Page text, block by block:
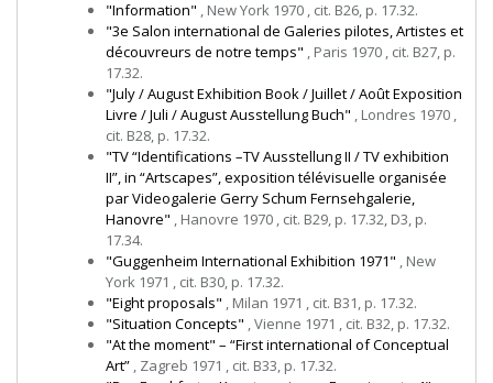
"Information" , New York 1970 , cit. B26, p. 17.32.
"3e Salon international de Galeries pilotes, Artistes et
découvreurs de notre temps" , Paris 1970 , cit. B27, p.
17.32.
"July / August Exhibition Book / Juillet / Août Exposition
Livre / Juli / August Ausstellung Buch" , Londres 1970 ,
cit. B28, p. 17.32.
"TV “Identifications –TV Ausstellung II / TV exhibition
II”, in “Artscapes”, exposition télévisuelle organisée
par Videogalerie Gerry Schum Fernsehgalerie,
Hanovre" , Hanovre 1970 , cit. B29, p. 17.32, D3, p.
17.34.
"Guggenheim International Exhibition 1971" , New
York 1971 , cit. B30, p. 17.32.
"Eight proposals" , Milan 1971 , cit. B31, p. 17.32.
"Situation Concepts" , Vienne 1971 , cit. B32, p. 17.32.
"At the moment" – “First international of Conceptual
Art” , Zagreb 1971 , cit. B33, p. 17.32.